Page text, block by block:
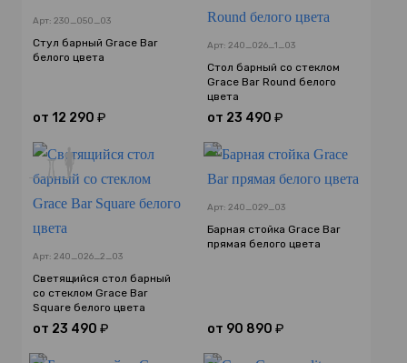
Арт: 230_050_03
Стул барный Grace Bar
белого цвета
от 12 290 ₽
Арт: 240_026_1_03
Стол барный со стеклом
Grace Bar Round белого
цвета
от 23 490 ₽
Арт: 240_026_2_03
Светящийся стол барный
со стеклом Grace Bar
Square белого цвета
от 23 490 ₽
Арт: 240_029_03
Барная стойка Grace Bar
прямая белого цвета
от 90 890 ₽